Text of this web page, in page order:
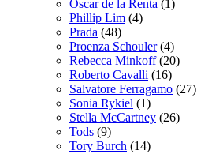
Oscar de la Renta (1)
Phillip Lim (4)
Prada (48)
Proenza Schouler(4)
Rebecca Minkoff(20)
Roberto Cavalli (16)
Salvatore Ferragamo (27)
Sonia Rykiel (1)
Stella McCartney (26)
Tods (9)
Tory Burch (14)